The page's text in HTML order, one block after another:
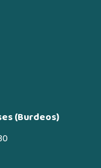
(Burdeos)